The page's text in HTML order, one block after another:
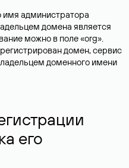
имя администратора
домена является
можно в поле «org».
домен, сервис
доменного имени
его